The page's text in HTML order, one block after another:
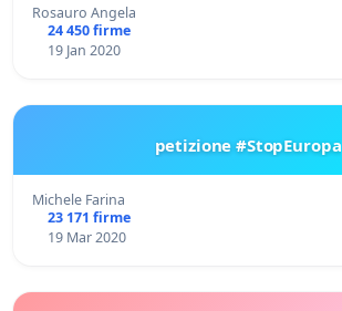
Rosauro Angela
24 450 firme
19 Jan 2020
petizione #StopEuropa
Michele Farina
23 171 firme
19 Mar 2020